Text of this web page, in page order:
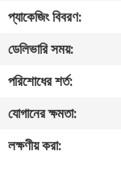
যোগাযোগ
খবর
প্যাকেজিং বিবরণ:
ডেলিভারি সময়:
পরিশোধের শর্ত:
যোগানের ক্ষমতা:
লক্ষণীয় করা: